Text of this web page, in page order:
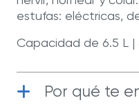
estufas: eléctricas,
Capacidad de 6.5 L |
Por qué te